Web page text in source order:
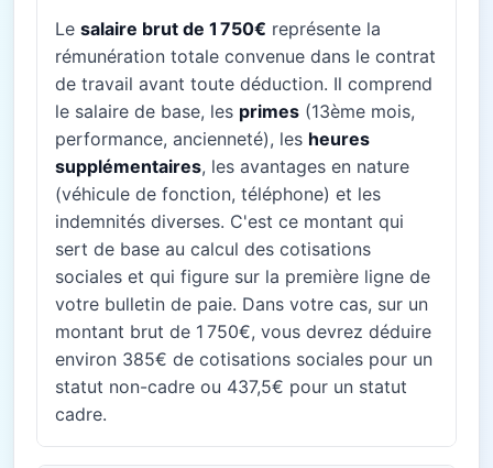
Le salaire brut de 1 750€ représente la
rémunération totale convenue dans le contrat
de travail avant toute déduction. Il comprend
le salaire de base, les primes (13ème mois,
performance, ancienneté), les heures
supplémentaires, les avantages en nature
(véhicule de fonction, téléphone) et les
indemnités diverses. C'est ce montant qui
sert de base au calcul des cotisations
sociales et qui figure sur la première ligne de
votre bulletin de paie. Dans votre cas, sur un
montant brut de 1 750€, vous devrez déduire
environ 385€ de cotisations sociales pour un
statut non-cadre ou 437,5€ pour un statut
cadre.